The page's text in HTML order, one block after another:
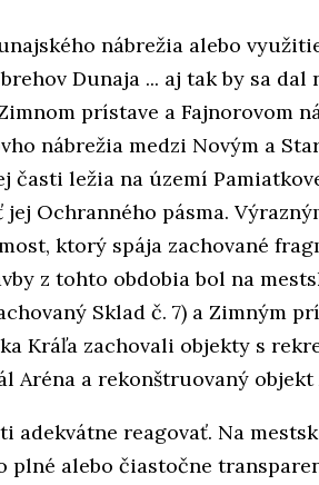
nábrežia alebo
Dunaja ... aj tak by sa dal
prístave a Fajnorovom
nábrežia medzi Novým a
časti ležia na území
Ochranného pásma.
ktorý spája zachované
z tohto obdobia bol na
Sklad č. 7) a Zimným
Kráľa zachovali objekty s
a rekonštruovaný objekt
adekvátne reagovať. Na
plné alebo čiastočne